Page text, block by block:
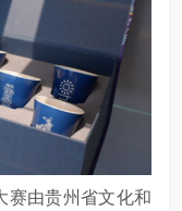
由贵州省文化和